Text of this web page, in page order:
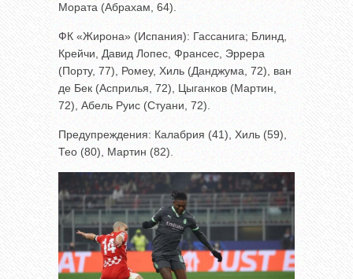
Мората (Абрахам, 64).
ФК «Жирона» (Испания): Гассанига; Блинд,
Крейчи, Давид Лопес, Франсес, Эррера
(Порту, 77), Ромеу, Хиль (Данджума, 72), ван
де Бек (Асприлья, 72), Цыганков (Мартин,
72), Абель Руис (Стуани, 72).
Предупреждения: Калабрия (41), Хиль (59),
Тео (80), Мартин (82).